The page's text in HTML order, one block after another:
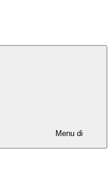
Menu di